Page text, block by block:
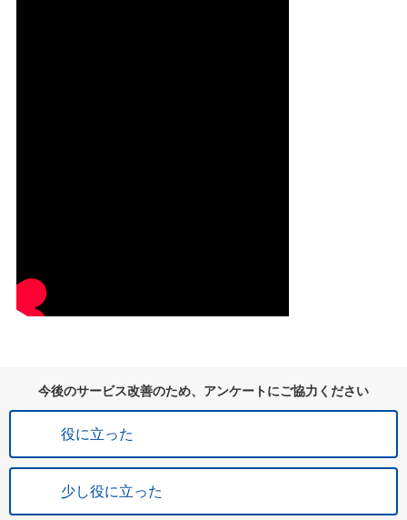
今後のサービス改善のため、アンケートにご協力ください
役に立った
少し役に立った